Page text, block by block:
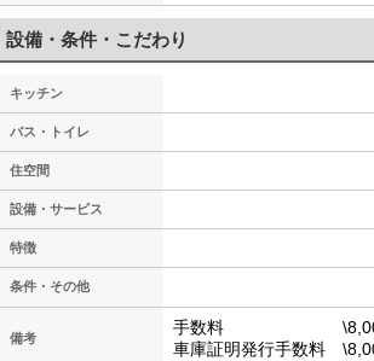
設備・条件・こだわり
キッチン
バス・トイレ
住空間
設備・サービス
特徴
条件・その他
備考
手数料 \8,000
車庫証明発行手数料